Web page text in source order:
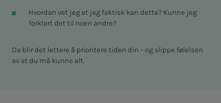
Hvordan vet jeg at jeg faktisk kan dette? Kunne jeg
forklart det til noen andre?
Da blir det lettere å prioritere tiden din – og slippe følelsen
av at du må kunne alt.